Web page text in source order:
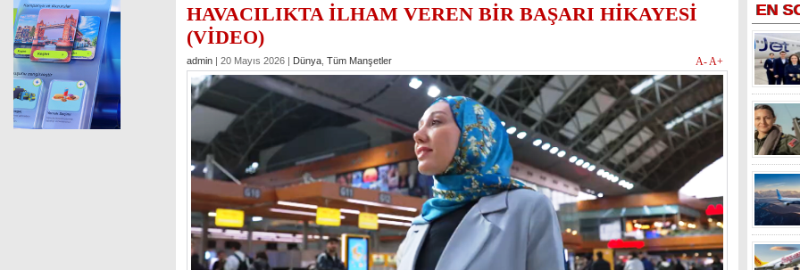
HAVACILIKTA İLHAM VEREN BİR BAŞARI HİKAYESİ
(VİDEO)
admin | 20 Mayıs 2026 | Dünya Tüm Manşetler A-A+
EN